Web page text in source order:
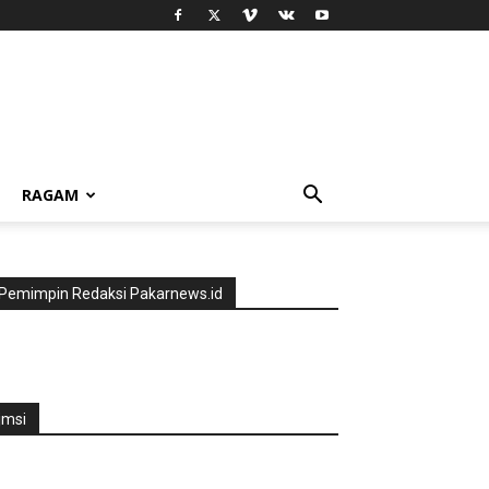
RAGAM
Pemimpin Redaksi Pakarnews.id